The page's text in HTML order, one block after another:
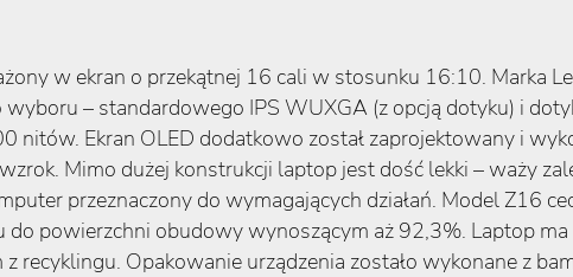
w ekran o przekątnej 16 cali w stosunku 16:10. Marka
– standardowego IPS WUXGA (z opcją dotyku) i
nitów. Ekran OLED dodatkowo został zaprojektowany i
Mimo dużej konstrukcji laptop jest dość lekki – waży
przeznaczony do wymagających działań. Model Z16
powierzchni obudowy wynoszącym aż 92,3%. Laptop ma
recyklingu. Opakowanie urządzenia zostało wykonane z